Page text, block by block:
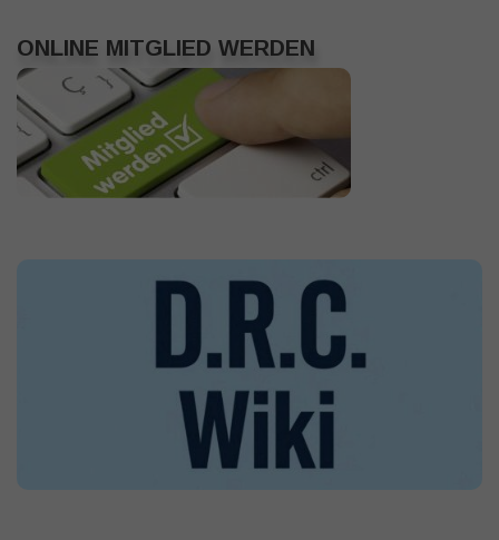
ONLINE MITGLIED WERDEN